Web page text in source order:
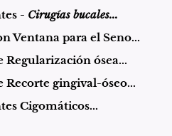
- Cirugías bucales...
Ventana para el Seno...
Regularización ósea...
Recorte gingival-óseo...
Cigomáticos...